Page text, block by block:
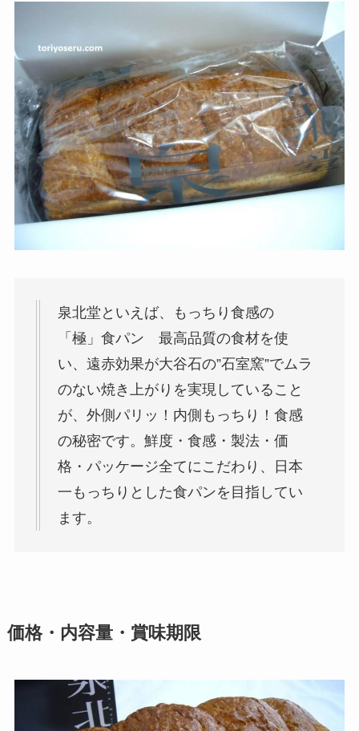
泉北堂といえば、もっちり食感の
「極」食パン 最高品質の食材を使
い、遠赤効果が大谷石の”石室窯”でムラ
のない焼き上がりを実現していること
が、外側パリッ！内側もっちり！食感
の秘密です。鮮度・食感・製法・価
格・パッケージ全てにこだわり、日本
一もっちりとした食パンを目指してい
ます。
価格・内容量・賞味期限